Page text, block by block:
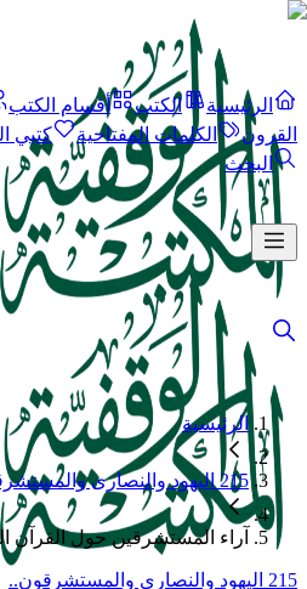
الرئيسية الكتب أقسام الكتب
القرون
الكلمات المفتاحية
كتبي
البحث
الرئيسية
215 اليهود والنصارى والمستشرقون..
آراء المستشرقين حول القرآن
215 اليهود والنصارى والمستشرقون..